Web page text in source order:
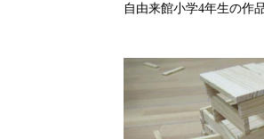
自由来館小学4年生の作